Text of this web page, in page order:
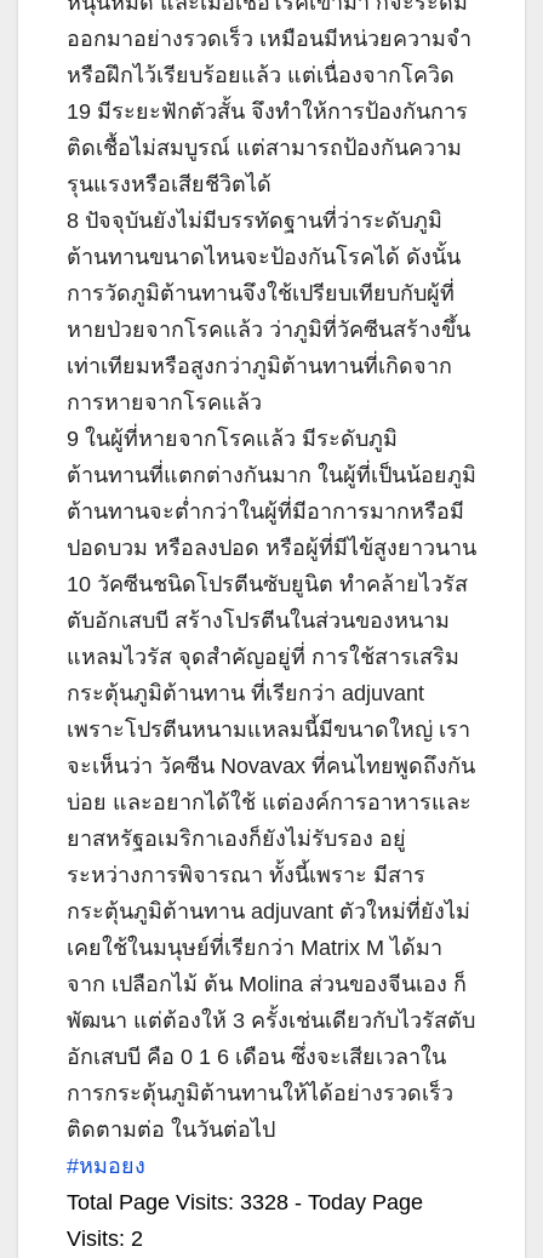
ออกมาอย่างรวดเร็ว เหมือนมีหน่วยความจำ
หรือฝึกไว้เรียบร้อยแล้ว แต่เนื่องจากโควิด
19 มีระยะฟักตัวสั้น จึงทำให้การป้องกันการ
ติดเชื้อไม่สมบูรณ์ แต่สามารถป้องกันความ
รุนแรงหรือเสียชีวิตได้
8 ปัจจุบันยังไม่มีบรรทัดฐานที่ว่าระดับภูมิ
ต้านทานขนาดไหนจะป้องกันโรคได้ ดังนั้น
การวัดภูมิต้านทานจึงใช้เปรียบเทียบกับผู้ที่
หายป่วยจากโรคแล้ว ว่าภูมิที่วัคซีนสร้างขึ้น
เท่าเทียมหรือสูงกว่าภูมิต้านทานที่เกิดจาก
การหายจากโรคแล้ว
9 ในผู้ที่หายจากโรคแล้ว มีระดับภูมิ
ต้านทานที่แตกต่างกันมาก ในผู้ที่เป็นน้อยภูมิ
ต้านทานจะต่ำกว่าในผู้ที่มีอาการมากหรือมี
ปอดบวม หรือลงปอด หรือผู้ที่มีไข้สูงยาวนาน
10 วัคซีนชนิดโปรตีนซับยูนิต ทำคล้ายไวรัส
ตับอักเสบบี สร้างโปรตีนในส่วนของหนาม
แหลมไวรัส จุดสำคัญอยู่ที่ การใช้สารเสริม
กระตุ้นภูมิต้านทาน ที่เรียกว่า adjuvant
เพราะโปรตีนหนามแหลมนี้มีขนาดใหญ่ เรา
จะเห็นว่า วัคซีน Novavax ที่คนไทยพูดถึงกัน
บ่อย และอยากได้ใช้ แต่องค์การอาหารและ
ยาสหรัฐอเมริกาเองก็ยังไม่รับรอง อยู่
ระหว่างการพิจารณา ทั้งนี้เพราะ มีสาร
กระตุ้นภูมิต้านทาน adjuvant ตัวใหม่ที่ยังไม่
เคยใช้ในมนุษย์ที่เรียกว่า Matrix M ได้มา
จาก เปลือกไม้ ต้น Molina ส่วนของจีนเอง ก็
พัฒนา แต่ต้องให้ 3 ครั้งเช่นเดียวกับไวรัสตับ
อักเสบบี คือ 0 1 6 เดือน ซึ่งจะเสียเวลาใน
การกระตุ้นภูมิต้านทานให้ได้อย่างรวดเร็ว
ติดตามต่อ ในวันต่อไป
#หมอยง
Total Page Visits: 3328 - Today Page
Visits: 2